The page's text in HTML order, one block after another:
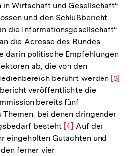
in Wirtschaft und Gesellschaft“
und den Schlußbericht
die Informationsgesellschaft“
die Adresse des Bundes
darin politische Empfehlungen
ab, die von den
berührt werden Zur
[3]
veröffentlichte die
bereits fünf
bei denen dringender
besteht Zur
Auflösung
[4] Auf der
eingeholten Gutachten und
ferner vier